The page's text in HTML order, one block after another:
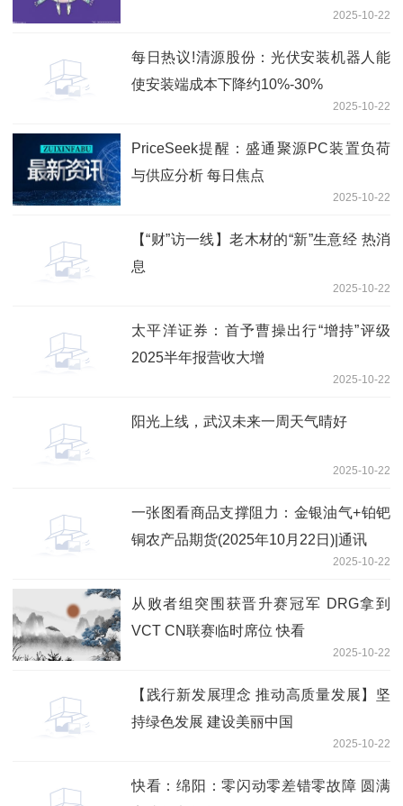
2025-10-22
每日热议!清源股份：光伏安装机器人能
使安装端成本下降约10%-30%
2025-10-22
PriceSeek提醒：盛通聚源PC装置负荷
与供应分析 每日焦点
2025-10-22
【“财”访一线】老木材的“新”生意经 热消
息
2025-10-22
太平洋证券：首予曹操出行“增持”评级
2025半年报营收大增
2025-10-22
阳光上线，武汉未来一周天气晴好
2025-10-22
一张图看商品支撑阻力：金银油气+铂钯
铜农产品期货(2025年10月22日)|通讯
2025-10-22
从败者组突围获晋升赛冠军 DRG拿到
VCT CN联赛临时席位 快看
2025-10-22
【践行新发展理念 推动高质量发展】坚
持绿色发展 建设美丽中国
2025-10-22
快看：绵阳：零闪动零差错零故障 圆满